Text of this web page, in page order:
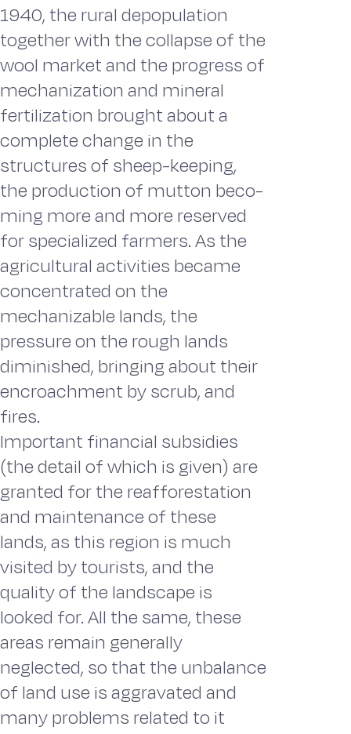
1940, the rural depopulation
together with the collapse of the
wool market and the progress of
mechanization and mineral
fertilization brought about a
com­plete change in the
structures of sheep-keeping,
the production of mutton beco­
ming more and more reserved
for specialized farmers. As the
agricultural activi­ties became
concentrated on the
mechanizable lands, the
pressure on the rough lands
diminished, bringing about their
encroachment by scrub, and
fires.
Important financial subsidies
(the detail of which is given) are
gran­ted for the reafforestation
and maintenance of these
lands, as this region is much
visited by tourists, and the
quality of the landscape is
looked for. All the same, these
areas remain generally
neglected, so that the unbalance
of land use is aggravated and
many problems related to it